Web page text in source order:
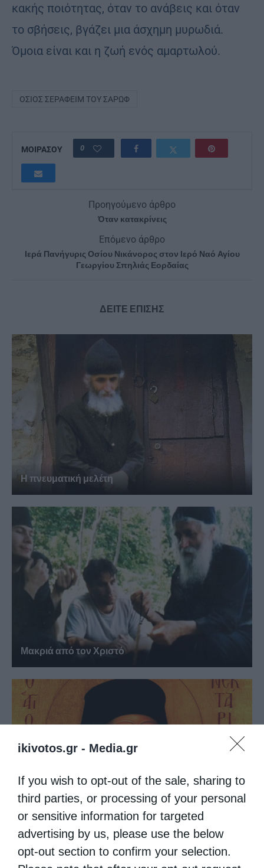
ikivotos.gr - Media.gr
If you wish to opt-out of the sale, sharing to
third parties, or processing of your personal
or sensitive information for targeted
advertising by us, please use the below
opt-out section to confirm your selection.
κα­κής ποιό­τη­τας, όταν το ανά­βεις και όταν
το σβή­σεις, βγά­ζει μια άσχη­μη μυ­ρω­διά.
Όμοια εί­ναι και η ζωή ενός αμαρ­τω­λού.
ΌΣΙΟΣ ΣΕΡΑΦΕΊΜ ΤΟΥ ΣΑΡΏΦ
ΜΟΙΡΑΣΟΥ 0
Προηγούμενο άρθρο
Όταν κατακρίνεις
Επόμενο άρθρο
Ιερά Πανήγυρις Οσίου Νικάνορος στον Ιερό Ναό Αγίου
Γεωργίου Σπηλιάς Εορδαίας
ΔΕΙΤΕ ΕΠΙΣΗΣ
Η πνευματική μελέτη
Μακριά από τον Χριστό
Να είσαι μακρόθυμος